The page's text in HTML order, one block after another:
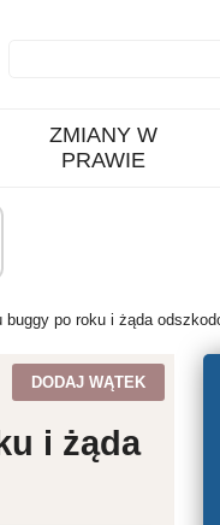
ZMIANY W
PRAWIE
po roku i żąda
DODAJ WĄTEK
i żąda